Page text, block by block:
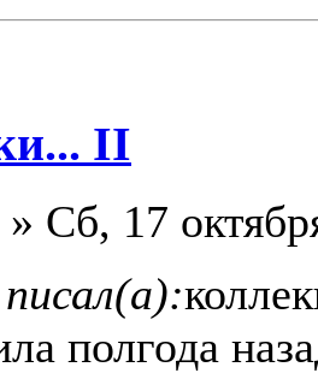
II
» Сб, 17
полгода